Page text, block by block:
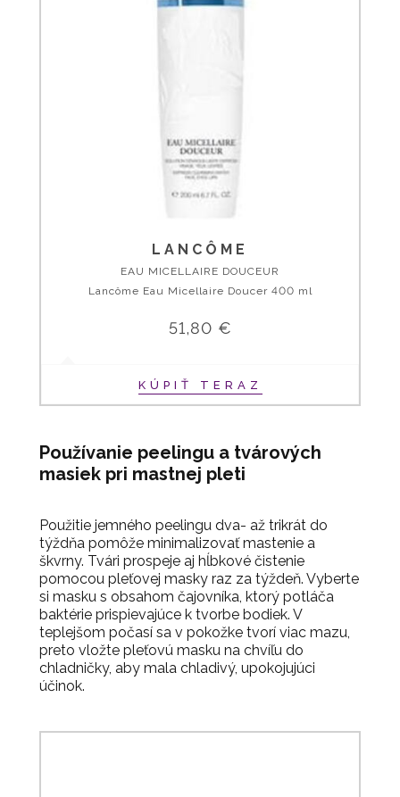
LANCÔME
EAU MICELLAIRE DOUCEUR
Lancôme Eau Micellaire Doucer 400 ml
51,80 €
KÚPIŤ TERAZ
Používanie peelingu a tvárových
masiek pri mastnej pleti
Použitie jemného peelingu dva- až trikrát do
týždňa pomôže minimalizovať mastenie a
škvrny. Tvári prospeje aj hĺbkové čistenie
pomocou pleťovej masky raz za týždeň. Vyberte
si masku s obsahom čajovníka, ktorý potláča
baktérie prispievajúce k tvorbe bodiek. V
teplejšom počasí sa v pokožke tvorí viac mazu,
preto vložte pleťovú masku na chvíľu do
chladničky, aby mala chladivý, upokojujúci
účinok.